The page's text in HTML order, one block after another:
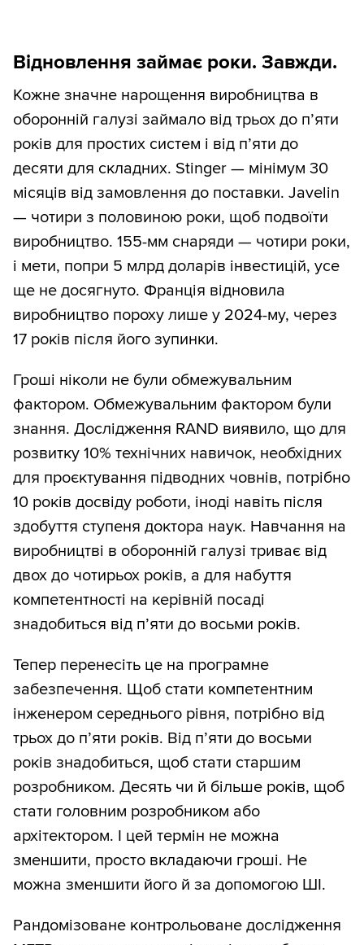
Відновлення займає роки. Завжди.
Кожне значне нарощення виробництва в
оборонній галузі займало від трьох до п’яти
років для простих систем і від п’яти до
десяти для складних. Stinger — мінімум 30
місяців від замовлення до поставки. Javelin
— чотири з половиною роки, щоб подвоїти
виробництво. 155-мм снаряди — чотири роки,
і мети, попри 5 млрд доларів інвестицій, усе
ще не досягнуто. Франція відновила
виробництво пороху лише у 2024-му, через
17 років після його зупинки.
Гроші ніколи не були обмежувальним
фактором. Обмежувальним фактором були
знання. Дослідження RAND виявило, що для
розвитку 10% технічних навичок, необхідних
для проєктування підводних човнів, потрібно
10 років досвіду роботи, іноді навіть після
здобуття ступеня доктора наук. Навчання на
виробництві в оборонній галузі триває від
двох до чотирьох років, а для набуття
компетентності на керівній посаді
знадобиться від п’яти до восьми років.
Тепер перенесіть це на програмне
забезпечення. Щоб стати компетентним
інженером середнього рівня, потрібно від
трьох до п’яти років. Від п’яти до восьми
років знадобиться, щоб стати старшим
розробником. Десять чи й більше років, щоб
стати головним розробником або
архітектором. І цей термін не можна
зменшити, просто вкладаючи гроші. Не
можна зменшити його й за допомогою ШІ.
Рандомізоване контрольоване дослідження